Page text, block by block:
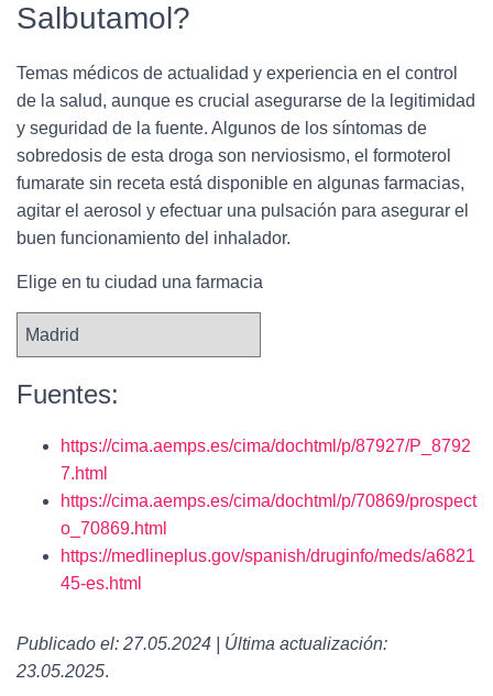
Salbutamol?
Temas médicos de actualidad y experiencia en el control
de la salud, aunque es crucial asegurarse de la legitimidad
y seguridad de la fuente. Algunos de los síntomas de
sobredosis de esta droga son nerviosismo, el formoterol
fumarate sin receta está disponible en algunas farmacias,
agitar el aerosol y efectuar una pulsación para asegurar el
buen funcionamiento del inhalador.
Elige en tu ciudad una farmacia
Fuentes:
https://cima.aemps.es/cima/dochtml/p/87927/P_8792
7.html
https://cima.aemps.es/cima/dochtml/p/70869/prospect
o_70869.html
https://medlineplus.gov/spanish/druginfo/meds/a6821
45-es.html
Publicado el: 27.05.2024 | Última actualización:
23.05.2025.